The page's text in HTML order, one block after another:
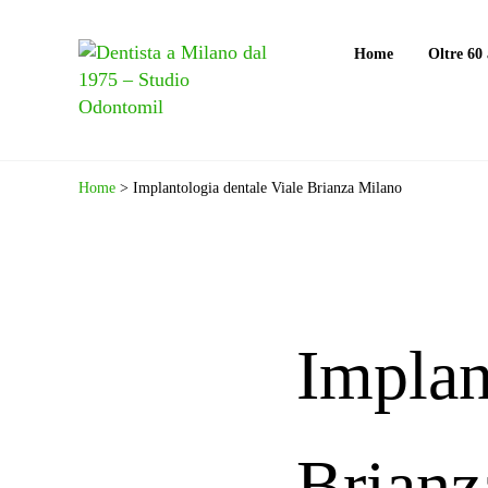
Home Oltre 60
Home > Implantologia dentale Viale Brianza Milano